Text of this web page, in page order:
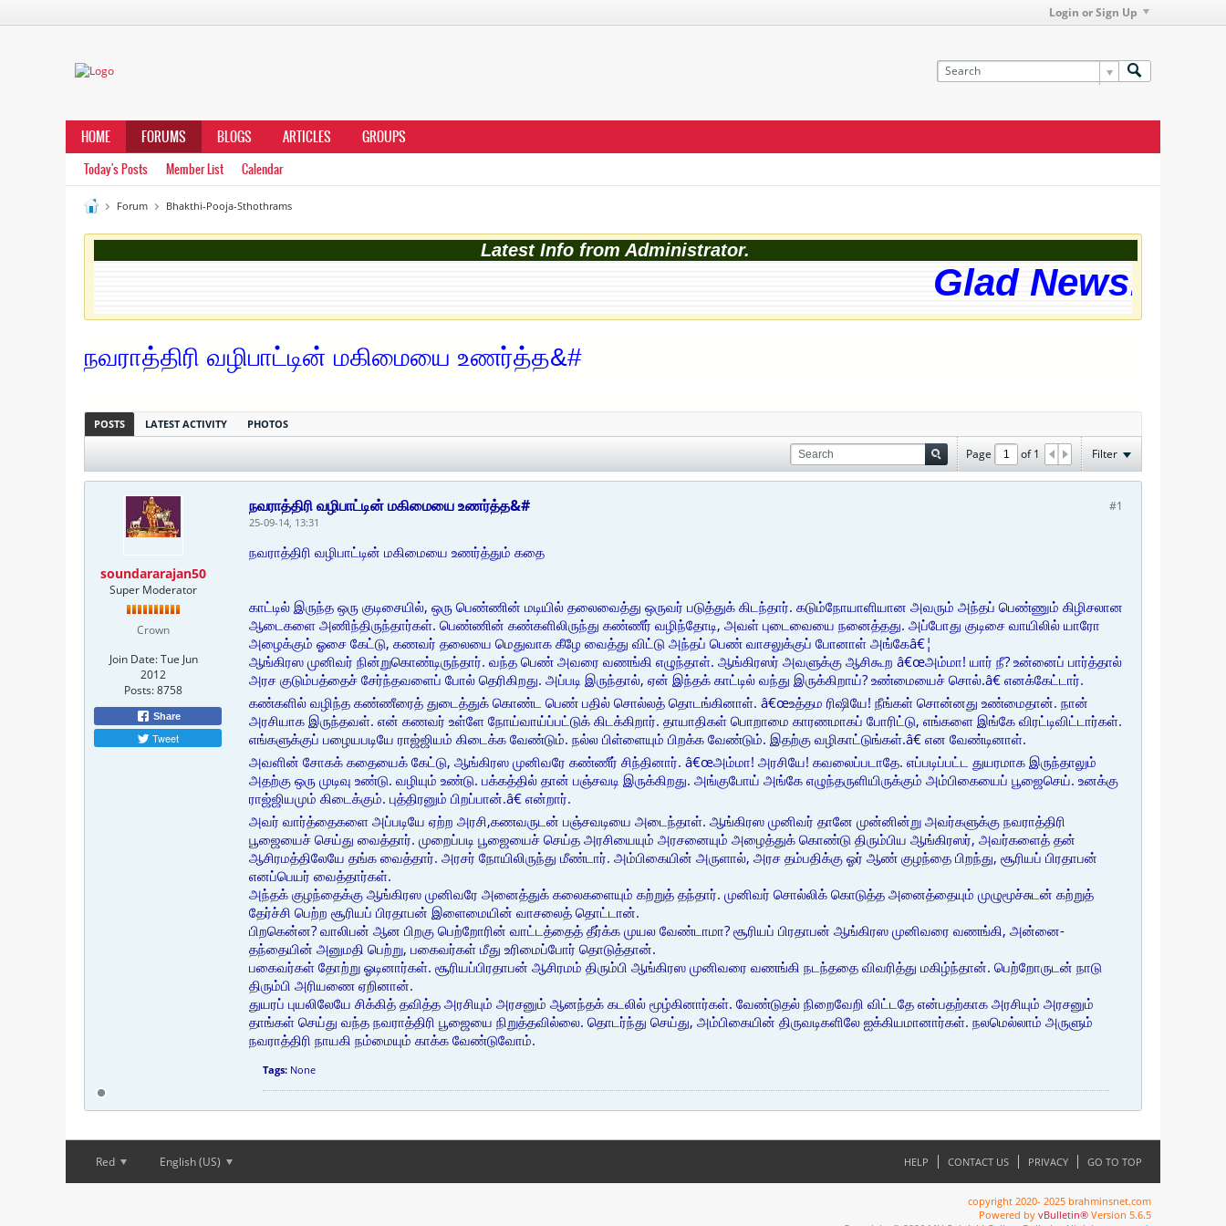
Login or Sign Up
HOME FORUMS BLOGS ARTICLES GROUPS
Today's Posts Member List Calendar
Forum Bhakthi-Pooja-Sthothrams
Latest Info from Administrator.
Glad News!
நவராத்திரி வழிபாட்டின் மகிமையை உணர்த்த&#
POSTS LATEST ACTIVITY PHOTOS
Page of1 Filter
soundararajan50
Super Moderator
Crown
Join Date: Tue Jun
2012
Posts:8758
Share
Tweet
#1
நவராத்திரி வழிபாட்டின் மகிமையை உணர்த்த&#
25-09-14, 13:31
நவராத்திரி வழிபாட்டின் மகிமையை உணர்த்தும் கதை
காட்டில் இருந்த ஒரு குடிசையில், ஒரு பெண்ணின் மடியில் தலைவைத்து ஒருவர் படுத்துக் கிடந்தார். கடும்நோயாளியான அவரும் அந்தப் பெண்ணும் கிழிசலான
ஆடைகளை அணிந்திருந்தார்கள். பெண்ணின் கண்களிலிருந்து கண்ணீர் வழிந்தோடி, அவள் புடைவையை நனைத்தது. அப்போது குடிசை வாயிலில் யாரோ
அழைக்கும் ஓசை கேட்டு, கணவர் தலையை மெதுவாக கீழே வைத்து விட்டு அந்தப் பெண் வாசலுக்குப் போனாள் அங்கேâ€¦
ஆங்கிரஸ முனிவர் நின்றுகொண்டிருந்தார். வந்த பெண் அவரை வணங்கி எழுந்தாள். ஆங்கிரஸர் அவளுக்கு ஆசிகூற â€œஅம்மா! யார் நீ? உன்னைப் பார்த்தால்
அரச குடும்பத்தைச் சேர்ந்தவளைப் போல் தெரிகிறது. அப்படி இருந்தால், ஏன் இந்தக் காட்டில் வந்து இருக்கிறாய்? உண்மையைச் சொல்.â€ எனக்கேட்டார்.
கண்களில் வழிந்த கண்ணீரைத் துடைத்துக் கொண்ட பெண் பதில் சொல்லத் தொடங்கினாள். â€œஉத்தம ரிஷியே! நீங்கள் சொன்னது உண்மைதான். நான்
அரசியாக இருந்தவள். என் கணவர் உள்ளே நோய்வாய்ப்பட்டுக் கிடக்கிறார். தாயாதிகள் பொறாமை காரணமாகப் போரிட்டு, எங்களை இங்கே விரட்டிவிட்டார்கள்.
எங்களுக்குப் பழையபடியே ராஜ்ஜியம் கிடைக்க வேண்டும். நல்ல பிள்ளையும் பிறக்க வேண்டும். இதற்கு வழிகாட்டுங்கள்.â€ என வேண்டினாள்.
அவளின் சோகக் கதையைக் கேட்டு, ஆங்கிரஸ முனிவரே கண்ணீர் சிந்தினார். â€œஅம்மா! அரசியே! கவலைப்படாதே. எப்படிப்பட்ட துயரமாக இருந்தாலும்
அதற்கு ஒரு முடிவு உண்டு. வழியும் உண்டு. பக்கத்தில் தான் பஞ்சவடி இருக்கிறது. அங்குபோய் அங்கே எழுந்தருளியிருக்கும் அம்பிகையைப் பூஜைசெய். உனக்கு
ராஜ்ஜியமும் கிடைக்கும். புத்திரனும் பிறப்பான்.â€ என்றார்.
அவர் வார்த்தைகளை அப்படியே ஏற்ற அரசி,கணவருடன் பஞ்சவடியை அடைந்தாள். ஆங்கிரஸ முனிவர் தானே முன்னின்று அவர்களுக்கு நவராத்திரி
பூஜையைச் செய்து வைத்தார். முறைப்படி பூஜையைச் செய்த அரசியையும் அரசனையும் அழைத்துக் கொண்டு திரும்பிய ஆங்கிரஸர், அவர்களைத் தன்
ஆசிரமத்திலேயே தங்க வைத்தார். அரசர் நோயிலிருந்து மீண்டார். அம்பிகையின் அருளால், அரச தம்பதிக்கு ஓர் ஆண் குழந்தை பிறந்து, சூரியப் பிரதாபன்
எனப்பெயர் வைத்தார்கள்.
அந்தக் குழந்தைக்கு ஆங்கிரஸ முனிவரே அனைத்துக் கலைகளையும் கற்றுத் தந்தார். முனிவர் சொல்லிக் கொடுத்த அனைத்தையும் முழுமூச்சுடன் கற்றுத்
தேர்ச்சி பெற்ற சூரியப் பிரதாபன் இளைமையின் வாசலைத் தொட்டான்.
பிறகென்ன? வாலிபன் ஆன பிறகு பெற்றோரின் வாட்டத்தைத் தீர்க்க முயல வேண்டாமா? சூரியப் பிரதாபன் ஆங்கிரஸ முனிவரை வணங்கி, அன்னை-
தந்தையின் அனுமதி பெற்று, பகைவர்கள் மீது உரிமைப்போர் தொடுத்தான்.
பகைவர்கள் தோற்று ஓடினார்கள். சூரியப்பிரதாபன் ஆசிரமம் திரும்பி ஆங்கிரஸ முனிவரை வணங்கி நடந்ததை விவரித்து மகிழ்ந்தான். பெற்றோருடன் நாடு
திரும்பி அரியணை ஏறினான்.
துயரப் புயலிலேயே சிக்கித் தவித்த அரசியும் அரசனும் ஆனந்தக் கடலில் மூழ்கினார்கள். வேண்டுதல் நிறைவேறி விட்டதே என்பதற்காக அரசியும் அரசனும்
தாங்கள் செய்து வந்த நவராத்திரி பூஜையை நிறுத்தவில்லை. தொடர்ந்து செய்து, அம்பிகையின் திருவடிகளிலே ஐக்கியமானார்கள். நலமெல்லாம் அருளும்
நவராத்திரி நாயகி நம்மையும் காக்க வேண்டுவோம்.
Tags: None
Red English (US) HELP CONTACT US PRIVACY GO TO TOP
copyright 2020- 2025 brahminsnet.com
Powered by vBulletin® Version 5.6.5